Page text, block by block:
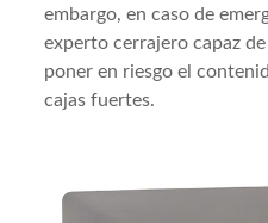
embargo, en caso de
experto cerrajero capaz
poner en riesgo el
cajas fuertes.